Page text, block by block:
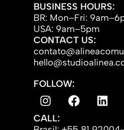
BUSINESS HOURS:
BR: Mon–Fri:
USA: 9am–5pm
CONTACT US:
FOLLOW:
CALL: